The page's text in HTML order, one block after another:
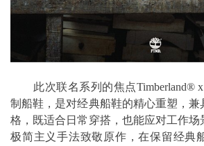
此次联名系列的焦点Timberland® x
制船鞋，是对经典船鞋的精心重塑，
格，既适合日常穿搭，也能应对工作场
极简主义手法致敬原作，在保留经典